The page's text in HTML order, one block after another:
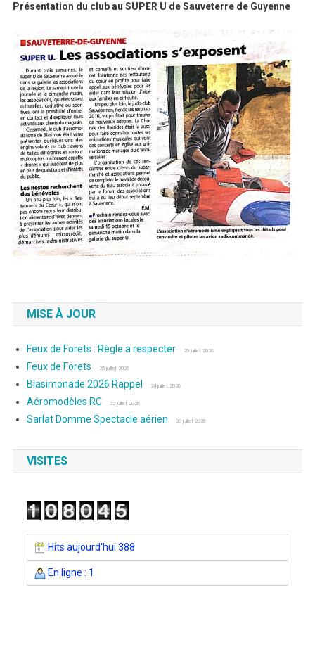
Présentation du club au SUPER U de Sauveterre de Guyenne
MISE À JOUR
Feux de Forets : Règle a respecter 29 juillet 2026
Feux de Forets 25 juillet 2026
Blasimonade 2026 Rappel 24 juillet 2026
Aéromodèles RC 22 juillet 2026
Sarlat Domme Spectacle aérien 20 juillet 2026
VISITES
Hits aujourd'hui 388
En ligne : 1